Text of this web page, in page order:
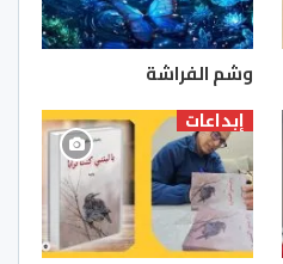
وشم الفراشة
إبداعات